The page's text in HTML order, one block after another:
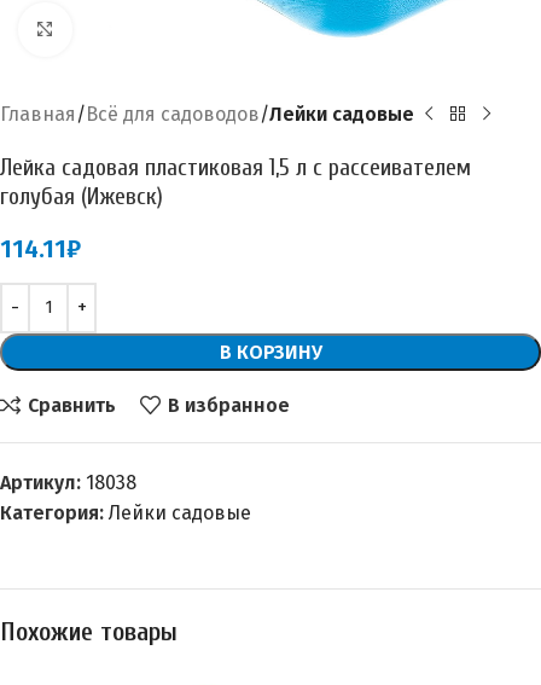
Главная Всё для садоводов Лейки садовые
Лейка садовая пластиковая 1,5 л с рассеивателем
голубая (Ижевск)
114.11₽
В КОРЗИНУ
Сравнить В избранное
Артикул: 18038
Категория: Лейки садовые
Похожие товары